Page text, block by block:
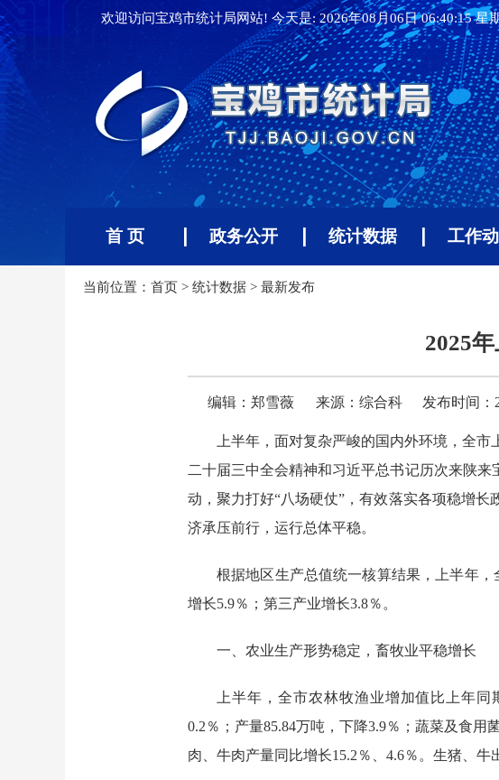
欢迎访问宝鸡市统计局网站! 今天是:2026年08月06日 06:40:16 星
首 页 政务公开 统计数据 工作
当前位置： 首页 > 统计数据 > 最新发布
2025
编辑：郑雪薇 来源：综合科 发布时间：
上半年 ，面对复杂严峻的国内外环境 ，全市
二十届三中全会精神和习近平总书记历次来陕
动，聚力打好“八场硬仗”，有效落实各项稳增长
济承压前行，运行总体平稳。
根据地区生产总值统一核算结果， 上半年，
增长5.9％；第三产业增长3.8％。
一、 农业生产形势稳定， 畜牧业平稳增长
上半年，全市农林牧渔业增加值比上年同
0.2 ％；产量85.84万吨，下降3.9％； 蔬菜及食用
肉
牛肉产量同比增长15.2％、4.6％ 。 生猪、牛